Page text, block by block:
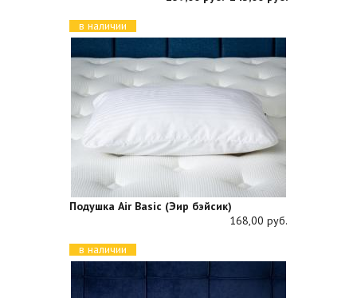
в наличии
Подушка Air Basic (Эир бэйсик)
168,00 руб.
в наличии